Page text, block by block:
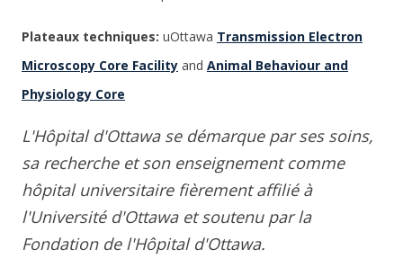
Plateaux techniques: uOttawa Transmission Electron
Microscopy Core Facility and Animal Behaviour and
Physiology Core
L'Hôpital d'Ottawa se démarque par ses soins,
sa recherche et son enseignement comme
hôpital universitaire fièrement affilié à
l'Université d'Ottawa et soutenu par la
Fondation de l'Hôpital d'Ottawa.